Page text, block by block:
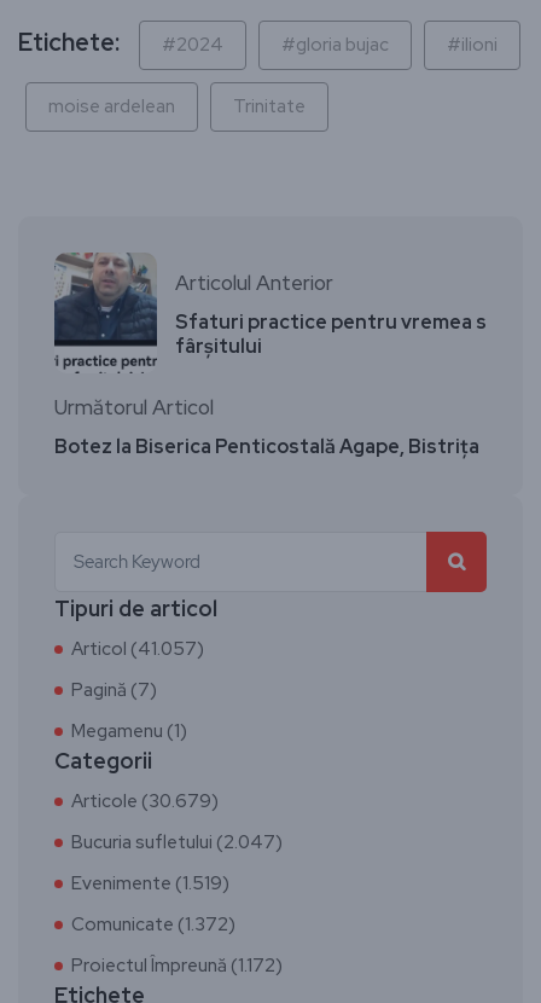
Etichete: #2024 #gloria bujac #ilioni
moise ardelean Trinitate
Articolul Anterior
Sfaturi practice pentru vremea s
fârșitului
Următorul Articol
Botez la Biserica Penticostală Agape, Bistrița
Tipuri de articol
Articol (41.057)
Pagină (7)
Megamenu (1)
Categorii
Articole (30.679)
Bucuria sufletului (2.047)
Evenimente (1.519)
Comunicate (1.372)
Proiectul Împreună (1.172)
Etichete